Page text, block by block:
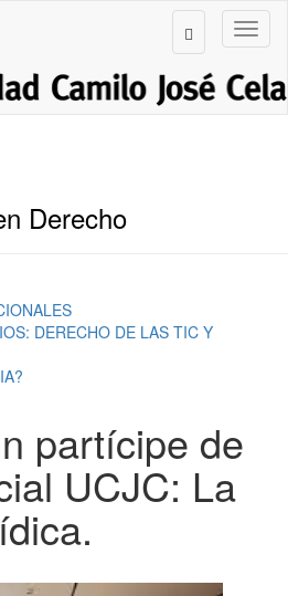
Derecho
DERECHO DE LAS TIC Y
partícipe de
UCJC: La